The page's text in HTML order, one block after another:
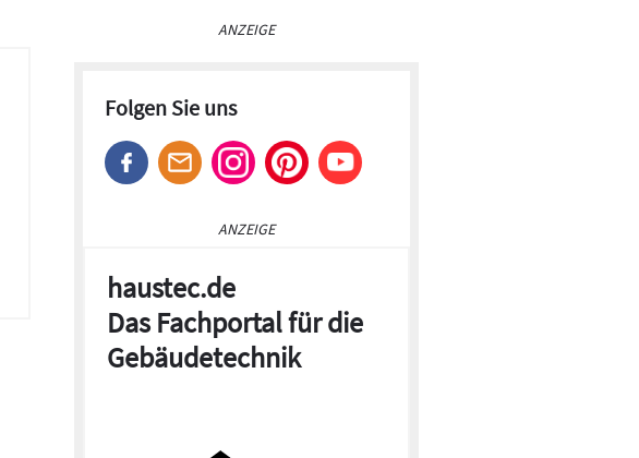
ANZEIGE
Folgen Sie uns
ANZEIGE
haustec.de
Das Fachportal für die
Gebäudetechnik